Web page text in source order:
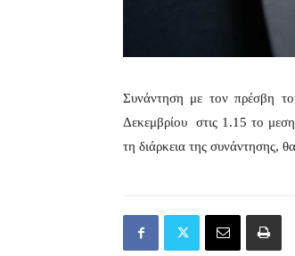
Συνάντηση με τον πρέσβη
Δεκεμβρίου στις 1.15 το
τη διάρκεια της συνάντησης,